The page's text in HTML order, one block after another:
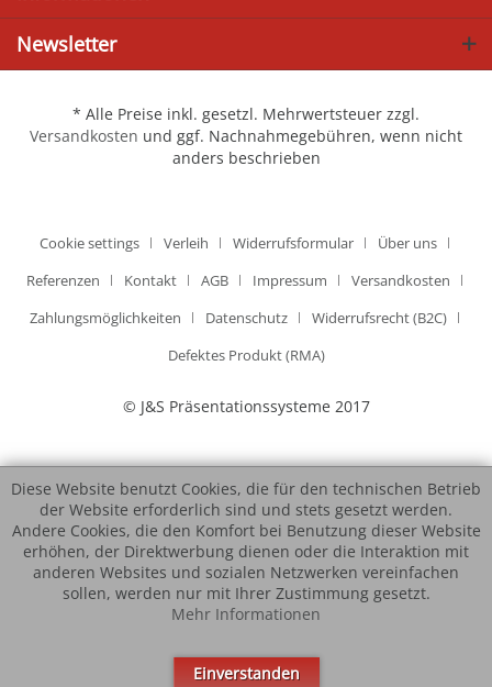
Newsletter
* Alle Preise inkl. gesetzl. Mehrwertsteuer zzgl.
Versandkosten und ggf. Nachnahmegebühren, wenn nicht
anders beschrieben
Cookie settings Verleih Widerrufsformular
Über uns
Referenzen
Kontakt AGB Impressum
Versandkosten
Zahlungsmöglichkeiten
Datenschutz
Widerrufsrecht (B2C)
Defektes Produkt (RMA)
© J&S Präsentationssysteme 2017
Diese Website benutzt Cookies, die für den technischen Betrieb
der Website erforderlich sind und stets gesetzt werden.
Andere Cookies, die den Komfort bei Benutzung dieser Website
erhöhen, der Direktwerbung dienen oder die Interaktion mit
anderen Websites und sozialen Netzwerken vereinfachen
sollen, werden nur mit Ihrer Zustimmung gesetzt.
Mehr Informationen
Einverstanden